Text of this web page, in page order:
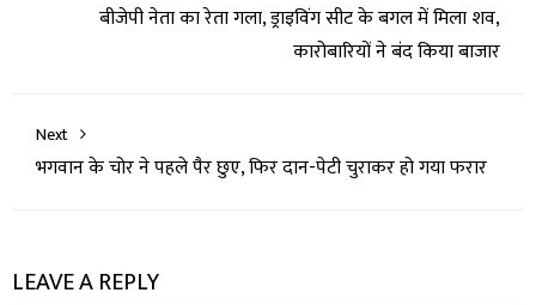
बीजेपी नेता का रेता गला, ड्राइविंग सीट के बगल में मिला शव,
कारोबारियों ने बंद किया बाजार
Next
भगवान के चोर ने पहले पैर छुए, फिर दान-पेटी चुराकर हो गया फरार
LEAVE A REPLY